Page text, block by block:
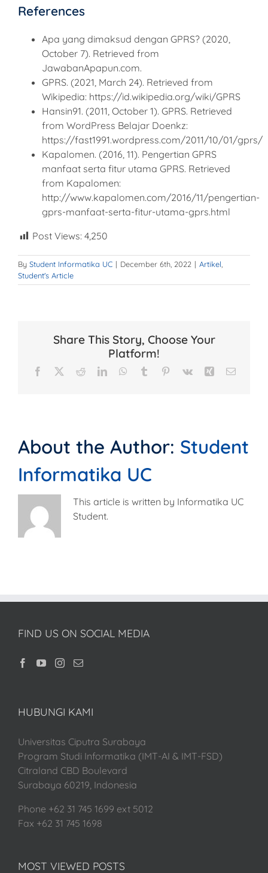
References
Apa yang dimaksud dengan GPRS? (2020,
October 7). Retrieved from
JawabanApapun.com.
GPRS. (2021, March 24). Retrieved from
Wikipedia: https://id.wikipedia.org/wiki/GPRS
Hansin91. (2011, October 1). GPRS. Retrieved
from WordPress Belajar Doenkz:
https://fast1991.wordpress.com/2011/10/01/gprs/
Kapalomen. (2016, 11). Pengertian GPRS
manfaat serta fitur utama GPRS. Retrieved
from Kapalomen:
http://www.kapalomen.com/2016/11/pengertian-
gprs-manfaat-serta-fitur-utama-gprs.html
Post Views: 4,250
By Student Informatika UC | December 6th, 2022 | Artikel
Student's Article
Share This Story, Choose Your
Platform!
Facebook RedditLinkedInWhatsApp
Tumblr Pinterest
Vk Xing Email
About the Author: Student
Informatika UC
This article is written by Informatika UC
Student.
FIND US ON SOCIAL MEDIA
HUBUNGI KAMI
Universitas Ciputra Surabaya
Program Studi Informatika (IMT-AI & IMT-FSD)
Citraland CBD Boulevard
Surabaya 60219, Indonesia
Phone +62 31 745 1699 ext 5012
Fax +62 31 745 1698
MOST VIEWED POSTS